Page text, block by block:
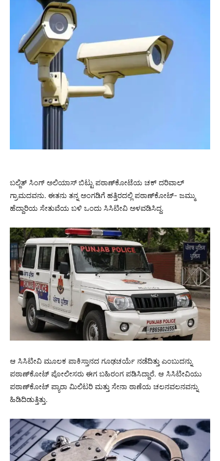
ಬಲ್ಜಿತ್ ಸಿಂಗ್ ಅಲಿಯಾಸ್ ಬಿಟ್ಟು ಪಠಾಣ್‌ಕೋಟೆಯ ಚಕ್ ದರಿವಾಲ್
ಗ್ರಾಮದವನು. ಈತನು ತನ್ನ ಅಂಗಡಿಗೆ ಹತ್ತಿರದಲ್ಲಿ ಪಠಾಣ್‌ಕೋಟ್- ಜಮ್ಮು
ಹೆದ್ದಾರಿಯ ಸೇತುವೆಯ ಬಳಿ ಒಂದು ಸಿಸಿಟೀವಿ ಅಳವಡಿಸಿದ್ದ.
ಆ ಸಿಸಿಟೀವಿ ಮೂಲಕ ಪಾಕಿಸ್ತಾನದ ಗೂಢಚರ್ಯೆ ನಡೆದಿತ್ತು ಎಂಬುದನ್ನು
ಪಠಾಣ್‌ಕೋಟ್ ಪೋಲೀಸರು ಈಗ ಬಹಿರಂಗ ಪಡಿಸಿದ್ದಾರೆ. ಆ ಸಿಸಿಟೀವಿಯು
ಪಠಾಣ್‌ಕೋಟ್ ಪ್ಯಾರಾ ಮಿಲಿಟರಿ ಮತ್ತು ಸೇನಾ ಠಾಣೆಯ ಚಲನವಲನವನ್ನು
ಹಿಡಿದಿಡುತ್ತಿತ್ತು.